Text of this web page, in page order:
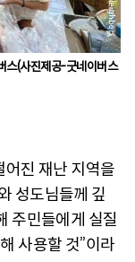
스(사진제공-굿네이버스
어진 재난 지역을
성도님들께 깊
주민들에게 실질
사용할 것”이라